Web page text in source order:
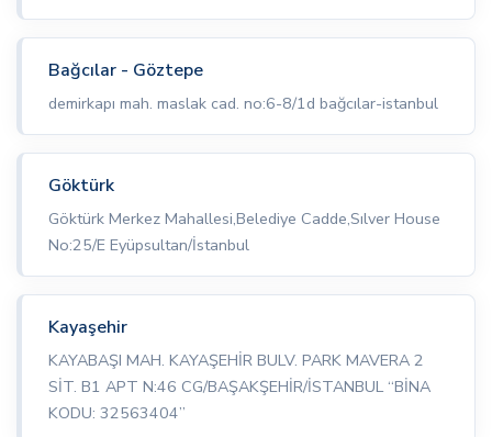
Bağcılar - Göztepe
demirkapı mah. maslak cad. no:6-8/1d bağcılar-istanbul
Göktürk
Göktürk Merkez Mahallesi,Belediye Cadde,Sılver House
No:25/E Eyüpsultan/İstanbul
Kayaşehir
KAYABAŞI MAH. KAYAŞEHİR BULV. PARK MAVERA 2
SİT. B1 APT N:46 CG/BAŞAKŞEHİR/İSTANBUL “BİNA
KODU: 32563404”